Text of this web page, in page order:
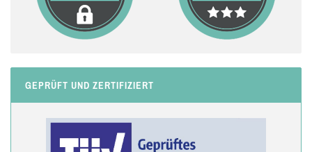
GEPRÜFT UND ZERTIFIZIERT